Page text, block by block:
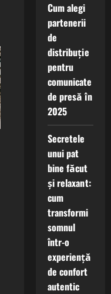
Cum alegi
partenerii
de
distribuție
pentru
comunicate
de presă în
2025
Secretele
unui pat
bine făcut
și relaxant:
cum
transformi
somnul
într-o
experiență
de confort
autentic